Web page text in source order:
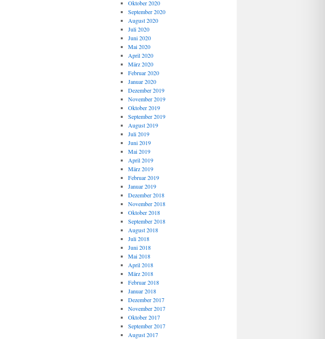
Oktober 2020
September 2020
August 2020
Juli 2020
Juni 2020
Mai 2020
April 2020
März 2020
Februar 2020
Januar 2020
Dezember 2019
November 2019
Oktober 2019
September 2019
August 2019
Juli 2019
Juni 2019
Mai 2019
April 2019
März 2019
Februar 2019
Januar 2019
Dezember 2018
November 2018
Oktober 2018
September 2018
August 2018
Juli 2018
Juni 2018
Mai 2018
April 2018
März 2018
Februar 2018
Januar 2018
Dezember 2017
November 2017
Oktober 2017
September 2017
August 2017